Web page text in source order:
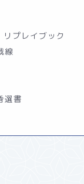
プレイブック
線
選書